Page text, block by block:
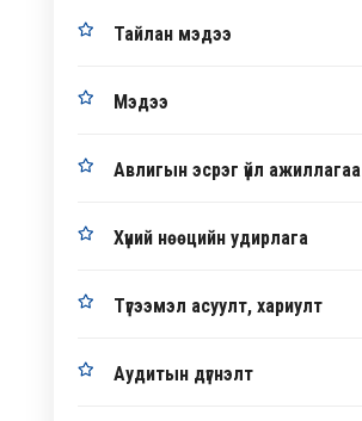
Тайлан мэдээ
Мэдээ
Авлигын эсрэг үйл ажиллагаа
Хүний нөөцийн удирлага
Түгээмэл асуулт, хариулт
Аудитын дүгнэлт